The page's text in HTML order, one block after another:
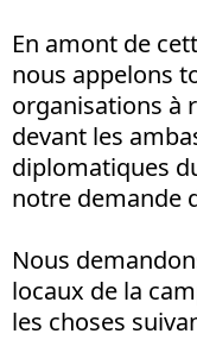
En amont de
nous appelons
organisations à
devant les
diplomatiques
notre demande
Nous
locaux de la
les choses